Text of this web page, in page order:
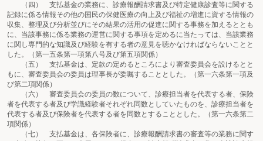
（四） 支払基金の業務に、診療報酬請求書及び特定健康診査等に関する
記録に係る情報その他の国民の保健医療の向上及び福祉の増進に資する情報の
収集、整理及び分析並びにその結果の活用の促進に関する事務を加えるととも
に、当該事務に係る業務の運営に関する事項を定めるに当たっては、当該業務
に関し専門的な知識及び経験を有する者の意見を聴かなければならないことと
した。（第一五条第一項第八号及び第五項関係）
（五） 支払基金は、定款の定めるところにより審査委員会を設けるとと
もに、審査委員会の委員は理事長が委嘱することとした。（第一六条第一項及
び第二項関係）
（六） 審査委員会の委員の数について、診療担当者を代表する者、保険
者を代表する者及び学識経験者それぞれ同数としていたものを、診療担当者を
代表する者及び保険者を代表する者を同数とすることとした。（第一六条第二
項関係）
（七） 支払基金は、各保険者に、診療報酬請求書の審査等の業務に関す